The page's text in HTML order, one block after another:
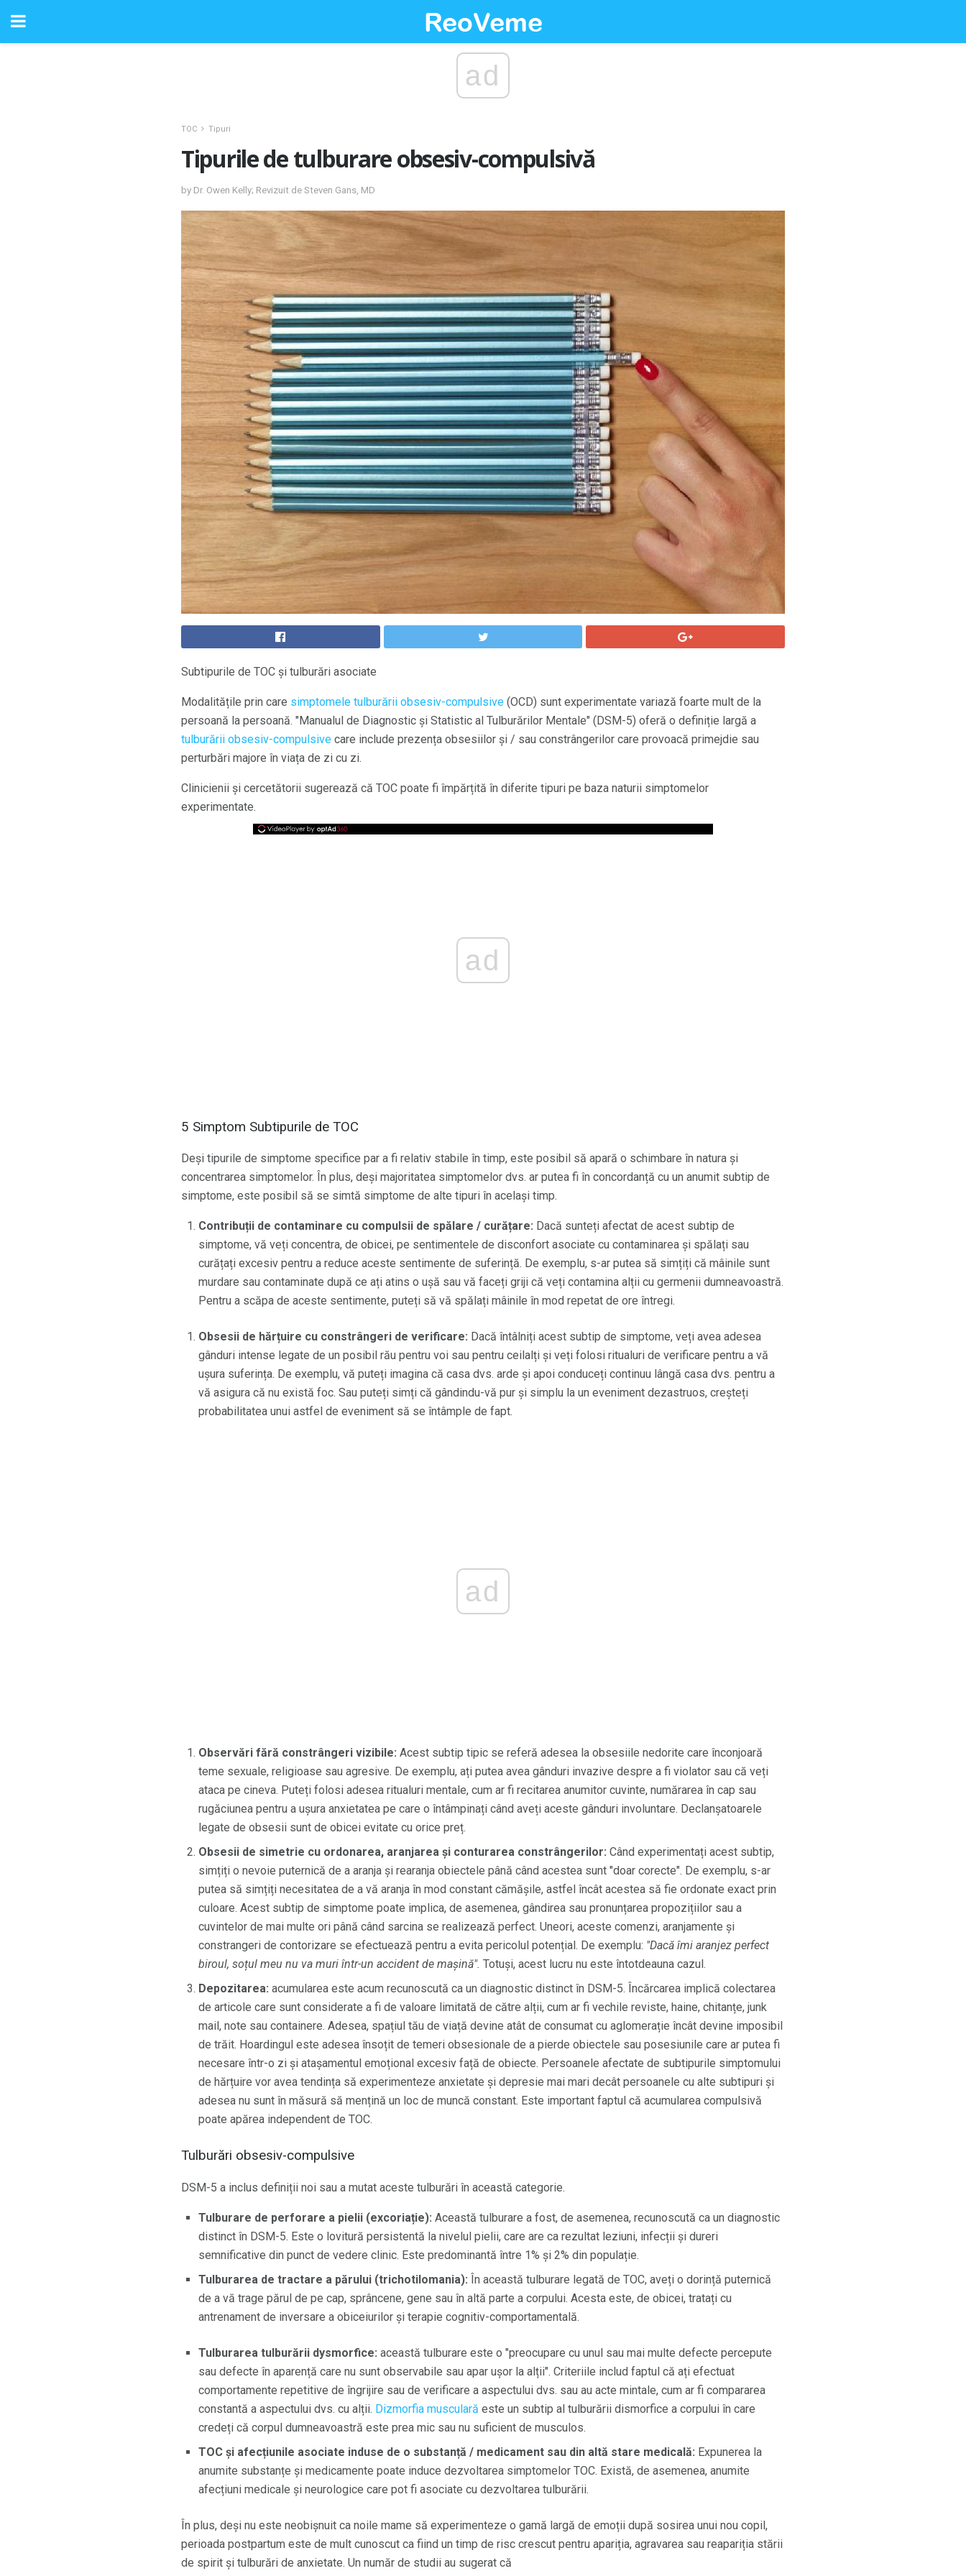
ad
TOC Tipuri
Tipurile de tulburare obsesiv-compulsivă
by Dr. Owen Kelly; Revizuit de Steven Gans, MD
Subtipurile de TOC și tulburări asociate
Modalitățile prin care simptomele tulburării obsesiv-compulsive (OCD) sunt experimentate variază foarte mult de la
persoană la persoană. "Manualul de Diagnostic și Statistic al Tulburărilor Mentale" (DSM-5) oferă o definiție largă a
tulburării obsesiv-compulsive care include prezența obsesiilor și / sau constrângerilor care provoacă primejdie sau
perturbări majore în viața de zi cu zi.
Clinicienii și cercetătorii sugerează că TOC poate fi împărțită în diferite tipuri pe baza naturii simptomelor
experimentate.
ad
5 Simptom Subtipurile de TOC
Deși tipurile de simptome specifice par a fi relativ stabile în timp, este posibil să apară o schimbare în natura și
concentrarea simptomelor. În plus, deși majoritatea simptomelor dvs. ar putea fi în concordanță cu un anumit subtip de
simptome, este posibil să se simtă simptome de alte tipuri în același timp.
Contribuții de contaminare cu compulsii de spălare / curățare: Dacă sunteți afectat de acest subtip de
simptome, vă veți concentra, de obicei, pe sentimentele de disconfort asociate cu contaminarea și spălați sau
curățați excesiv pentru a reduce aceste sentimente de suferință. De exemplu, s-ar putea să simțiți că mâinile sunt
murdare sau contaminate după ce ați atins o ușă sau vă faceți griji că veți contamina alții cu germenii dumneavoastră.
Pentru a scăpa de aceste sentimente, puteți să vă spălați mâinile în mod repetat de ore întregi.
Obsesii de hărțuire cu constrângeri de verificare: Dacă întâlniți acest subtip de simptome, veți avea adesea
gânduri intense legate de un posibil rău pentru voi sau pentru ceilalți și veți folosi ritualuri de verificare pentru a vă
ușura suferința. De exemplu, vă puteți imagina că casa dvs. arde și apoi conduceți continuu lângă casa dvs. pentru a
vă asigura că nu există foc. Sau puteți simți că gândindu-vă pur și simplu la un eveniment dezastruos, creșteți
probabilitatea unui astfel de eveniment să se întâmple de fapt.
ad
Observări fără constrângeri vizibile: Acest subtip tipic se referă adesea la obsesiile nedorite care înconjoară
teme sexuale, religioase sau agresive. De exemplu, ați putea avea gânduri invazive despre a fi violator sau că veți
ataca pe cineva. Puteți folosi adesea ritualuri mentale, cum ar fi recitarea anumitor cuvinte, numărarea în cap sau
rugăciunea pentru a ușura anxietatea pe care o întâmpinați când aveți aceste gânduri involuntare. Declanșatoarele
legate de obsesii sunt de obicei evitate cu orice preț.
Obsesii de simetrie cu ordonarea, aranjarea și conturarea constrângerilor: Când experimentați acest subtip,
simțiți o nevoie puternică de a aranja și rearanja obiectele până când acestea sunt "doar corecte". De exemplu, s-ar
putea să simțiți necesitatea de a vă aranja în mod constant cămășile, astfel încât acestea să fie ordonate exact prin
culoare. Acest subtip de simptome poate implica, de asemenea, gândirea sau pronunțarea propozițiilor sau a
cuvintelor de mai multe ori până când sarcina se realizează perfect. Uneori, aceste comenzi, aranjamente și
constrangeri de contorizare se efectuează pentru a evita pericolul potențial. De exemplu: "Dacă îmi aranjez perfect
biroul, soțul meu nu va muri într-un accident de mașină". Totuși, acest lucru nu este întotdeauna cazul.
Depozitarea: acumularea este acum recunoscută ca un diagnostic distinct în DSM-5. Încărcarea implică colectarea
de articole care sunt considerate a fi de valoare limitată de către alții, cum ar fi vechile reviste, haine, chitanțe, junk
mail, note sau containere. Adesea, spațiul tău de viață devine atât de consumat cu aglomerație încât devine imposibil
de trăit. Hoardingul este adesea însoțit de temeri obsesionale de a pierde obiectele sau posesiunile care ar putea fi
necesare într-o zi și atașamentul emoțional excesiv față de obiecte. Persoanele afectate de subtipurile simptomului
de hărțuire vor avea tendința să experimenteze anxietate și depresie mai mari decât persoanele cu alte subtipuri și
adesea nu sunt în măsură să mențină un loc de muncă constant. Este important faptul că acumularea compulsivă
poate apărea independent de TOC.
Tulburări obsesiv-compulsive
DSM-5 a inclus definiții noi sau a mutat aceste tulburări în această categorie.
Tulburare de perforare a pielii (excoriație): Această tulburare a fost, de asemenea, recunoscută ca un diagnostic
distinct în DSM-5. Este o lovitură persistentă la nivelul pielii, care are ca rezultat leziuni, infecții și dureri
semnificative din punct de vedere clinic. Este predominantă între 1% și 2% din populație.
Tulburarea de tractare a părului (trichotilomania): În această tulburare legată de TOC, aveți o dorință puternică
de a vă trage părul de pe cap, sprâncene, gene sau în altă parte a corpului. Acesta este, de obicei, tratați cu
antrenament de inversare a obiceiurilor și terapie cognitiv-comportamentală.
Tulburarea tulburării dysmorfice: această tulburare este o "preocupare cu unul sau mai multe defecte percepute
sau defecte în aparență care nu sunt observabile sau apar ușor la alții". Criteriile includ faptul că ați efectuat
comportamente repetitive de îngrijire sau de verificare a aspectului dvs. sau au acte mintale, cum ar fi compararea
constantă a aspectului dvs. cu alții. Dizmorfia musculară este un subtip al tulburării dismorfice a corpului în care
credeți că corpul dumneavoastră este prea mic sau nu suficient de musculos.
TOC și afecțiunile asociate induse de o substanță / medicament sau din altă stare medicală: Expunerea la
anumite substanțe și medicamente poate induce dezvoltarea simptomelor TOC. Există, de asemenea, anumite
afecțiuni medicale și neurologice care pot fi asociate cu dezvoltarea tulburării.
În plus, deși nu este neobișnuit ca noile mame să experimenteze o gamă largă de emoții după sosirea unui nou copil,
perioada postpartum este de mult cunoscut ca fiind un timp de risc crescut pentru apariția, agravarea sau reapariția stării
de spirit și tulburări de anxietate. Un număr de studii au sugerat că